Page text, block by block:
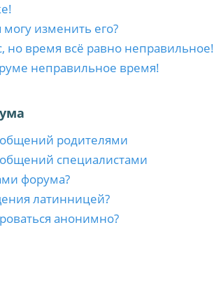
могу изменить его?
но время всё равно неправильное!
неправильное время!
родителями
специалистами
форума?
латинницей?
анонимно?